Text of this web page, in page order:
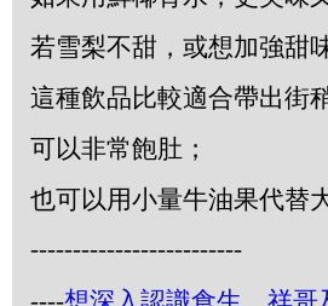
若雪梨不甜，或想加強甜
這種飲品比較適合帶出街
可以非常飽肚；
也可以用小量牛油果代替
-------------------------